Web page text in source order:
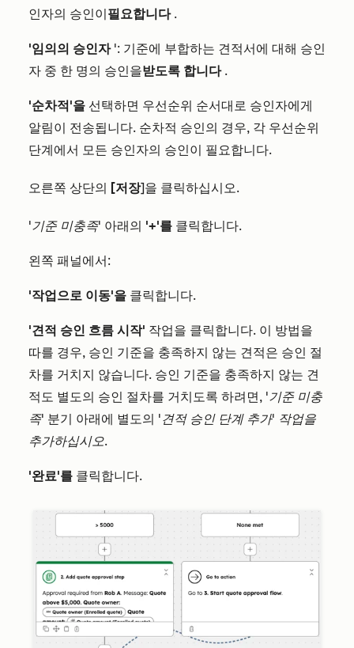
인자의 승인이필요합니다 .
'임의의 승인자 ': 기준에 부합하는 견적서에 대해 승인
자 중 한 명의 승인을받도록 합니다 .
'순차적'을 선택하면 우선순위 순서대로 승인자에게
알림이 전송됩니다. 순차적 승인의 경우, 각 우선순위
단계에서 모든 승인자의 승인이 필요합니다.
오른쪽 상단의 [저장]을 클릭하십시오.
'기준 미충족' 아래의 '+'를 클릭합니다.
왼쪽 패널에서:
'작업으로 이동'을 클릭합니다.
'견적 승인 흐름 시작' 작업을 클릭합니다. 이 방법을
따를 경우, 승인 기준을 충족하지 않는 견적은 승인 절
차를 거치지 않습니다. 승인 기준을 충족하지 않는 견
적도 별도의 승인 절차를 거치도록 하려면, '기준 미충
족' 분기 아래에 별도의 '견적 승인 단계 추가' 작업을
추가하십시오.
'완료'를 클릭합니다.